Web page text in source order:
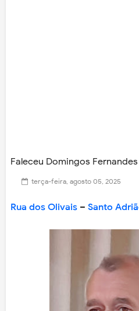
Faleceu Domingos
terça-feira, agosto 05, 2025
Rua dos Olivais – Santo